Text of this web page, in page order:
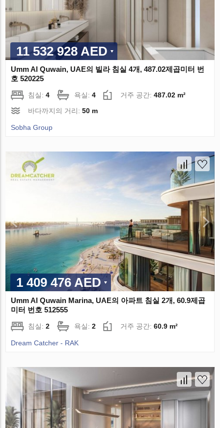
11 532 928 AED
Umm Al Quwain, UAE의 빌라 침실 4개, 487.02제곱미터 번
호 520225
침실:4 욕실:4 거주 공간:487.02 m²
바다까지의 거리:50 m
Sobha Group
1 409 476 AED
Umm Al Quwain Marina, UAE의 아파트 침실 2개, 60.9제곱
미터 번호 512555
침실:2 욕실:2 거주 공간:60.9 m²
Dream Catcher - RAK